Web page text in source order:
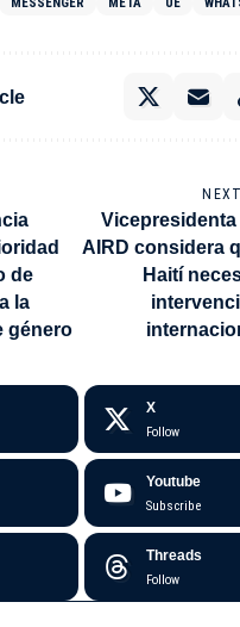
MESSENGER META UE
de
la
género
Vicepresidenta
AIRD considera
Haití
X
Follow
Youtube
Subscribe
Threads
Follow